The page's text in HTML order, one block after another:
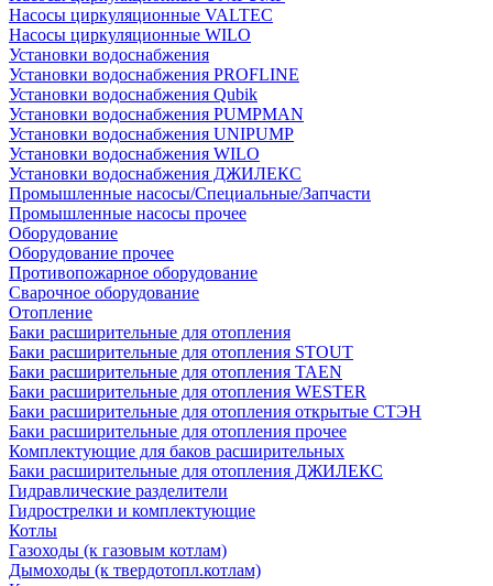
Насосы циркуляционные VALTEC
Насосы циркуляционные WILO
Установки водоснабжения
Установки водоснабжения PROFLINE
Установки водоснабжения Qubik
Установки водоснабжения PUMPMAN
Установки водоснабжения UNIPUMP
Установки водоснабжения WILO
Установки водоснабжения ДЖИЛЕКС
Промышленные насосы/Специальные/Запчасти
Промышленные насосы прочее
Оборудование
Оборудование прочее
Противопожарное оборудование
Сварочное оборудование
Отопление
Баки расширительные для отопления
Баки расширительные для отопления STOUT
Баки расширительные для отопления TAEN
Баки расширительные для отопления WESTER
Баки расширительные для отопления открытые СТЭН
Баки расширительные для отопления прочее
Комплектующие для баков расширительных
Баки расширительные для отопления ДЖИЛЕКС
Гидравлические разделители
Гидрострелки и комплектующие
Котлы
Газоходы (к газовым котлам)
Дымоходы (к твердотопл.котлам)